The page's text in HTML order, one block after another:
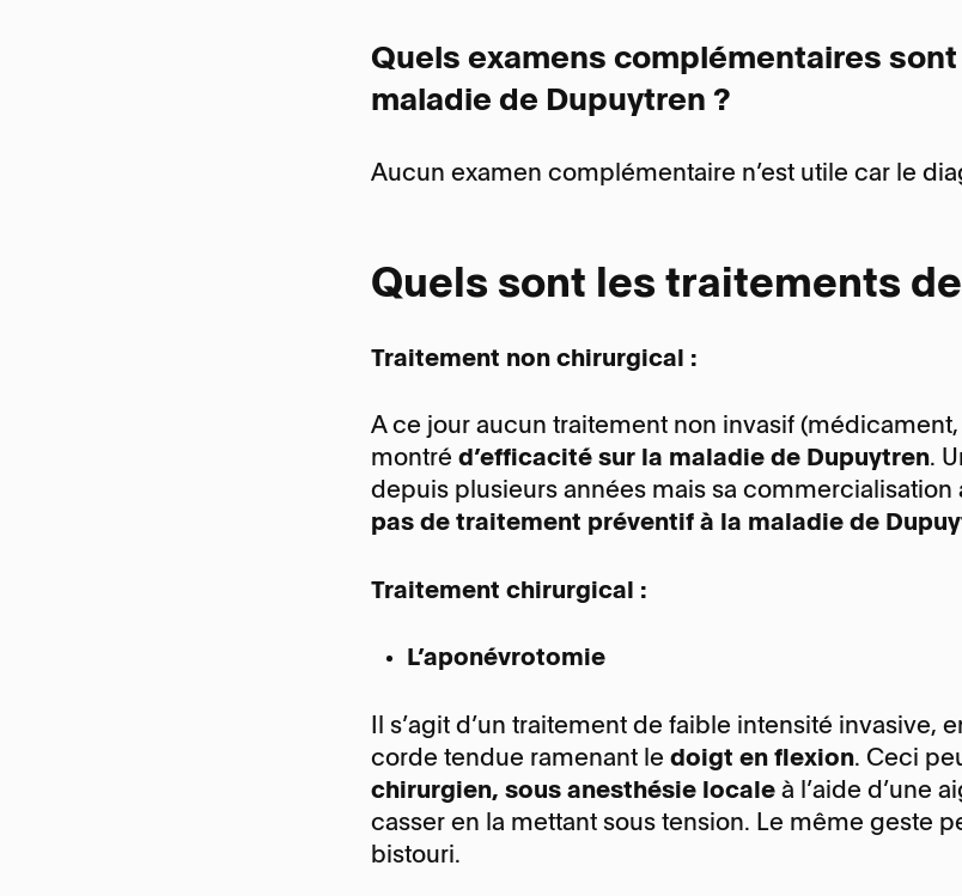
Quels examens complémentaires
maladie de Dupuytren ?
Aucun examen complémentaire n’est utile car le
Quels sont les traitements
Traitement non chirurgical :
A ce jour aucun traitement non invasif
montré d’efficacité sur la maladie de Dupuytren.
depuis plusieurs années mais sa
pas de traitement préventif à la maladie de
Traitement chirurgical :
L’aponévrotomie
Il s’agit d’un traitement de faible intensité
corde tendue ramenant le doigt en flexion. Ceci
chirurgien, sous anesthésie locale à l’aide d’une
casser en la mettant sous tension. Le même geste
bistouri.